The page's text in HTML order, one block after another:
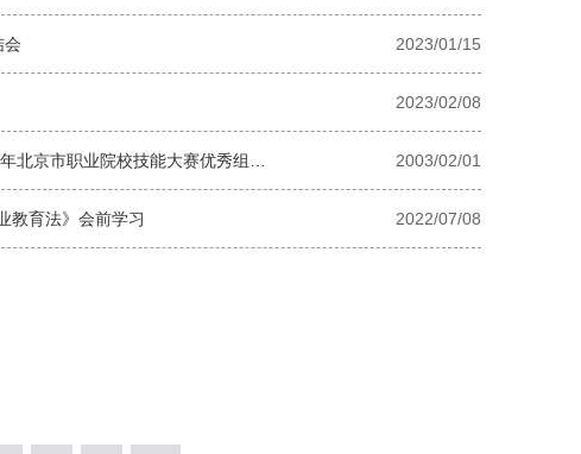
会 2023/01/15
2023/02/08
2003/02/01
教育法》会前学习 2022/07/08